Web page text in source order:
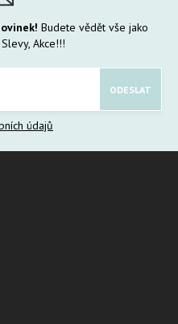
Budete vědět vše jako
Akce!!!
údajů